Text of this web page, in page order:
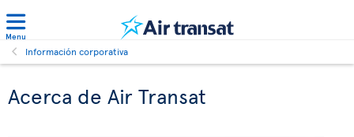
Menu
Información corporativa
Acerca de Air Transat